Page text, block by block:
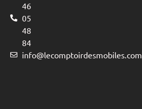
46
05
48
84
info@lecomptoirdesmobiles.com